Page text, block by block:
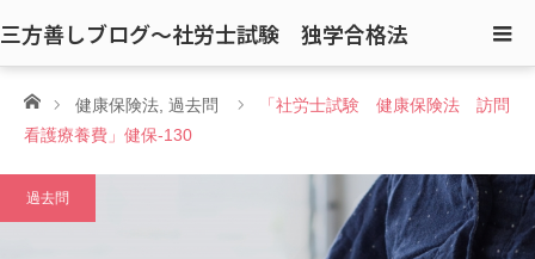
三方善しブログ〜社労士試験 独学合格法
ホーム健康保険法 過去問
「社労士試験 健康保険法 訪問
看護療養費」健保-130
過去問